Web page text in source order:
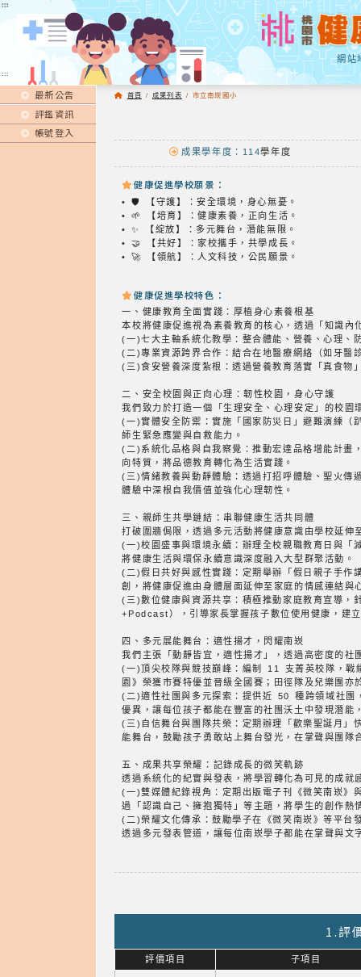
:::
網站
:::
最新公告
評鑑資訊
帳號登入
首頁 / 成果列表 / 市立南崁國小
成果學年度：114學年度
健康促進學校願景：
• 🛡️ 【守護】：安全環境，身心無憂。
• 🌱 【培育】：健康素養，正向生活。
• ✨ 【綻放】：多元舞台，潛能無限。
• 🤝 【共好】：家校攜手，共學成長。
• 🚀 【領航】：人文科技，公民願景。
健康促進學校特色：
一、健康教育全面實踐：厚植身心素養根基
本校將健康促進視為素養教育的核心，透過「知識
(一)七大主軸系統化教學：整合體能、營養、心理、
(二)專業資源跨界合作：結合在地醫療網絡（如牙醫
(三)食安營養深度紮根：透過營養教育落實「真食物
二、安全校園與正向心理：韌性校園，身心守護
我們致力於打造一個「生理安全、心理安定」的校
(一)實體安全防禦：實施「國家防災日」避難演練
師生緊急應變與自救能力。
(二)系統化品格與自我察覺：推動宏達品格增能計畫
向特質，將品德教育轉化為生活實踐。
(三)情緒教養與動靜體驗：透過打招呼體驗、聖火傳
體驗中深根自我價值並強化心理韌性。
三、親師生共學鏈結：串聯健康生活共同體
打破圍牆侷限，透過多元活動將健康意識由學校延伸
(一)校園盛事與環境永續：辦理全校親職教育日與「
將健康生活與環保永續意識深度融入大型群聚活動。
(二)假日共好與感性實踐：定期舉辦「假日親子手
創，將健康促進由身體層面延伸至家庭的情感連結與
(三)數位健康與資源共享：積極推動家庭教育宣導，
+Podcast），引導家長掌握孩子數位使用健康，建
四、多元展能舞台：適性揚才，閃耀南崁
我們主張「動靜皆宜，適性揚才」，透過高密度的社
(一)頂尖校隊與競技巔峰：編制 11 支菁英校隊，
園》榮獲市賽特優並晉級全國賽；田徑隊及兒樂團
(二)適性社團與多元探索：提供近 50 種跨領域社團
優異，讓每位孩子都能在豐富的社團沃土中發現潛能
(三)自信舞台與團隊共榮：定期辦理「歡樂聖誕月」
能舞台，鼓勵孩子勇敢站上舞台發光，在掌聲與團隊
五、成果共享榮耀：記錄成長的微笑軌跡
透過系統化的紀實與發表，將學習轉化為可見的成就
(一)雙媒體紀錄視角：定期出版電子刊《微笑南崁》
過「認識自己、擁抱獨特」等主題，將學生的創作熱
(二)榮耀文化傳承：鼓勵學子在《微笑南崁》等平台
透過多元發表管道，讓每位南崁學子都能在掌聲與文
1.評
評價項目 子項目
:::